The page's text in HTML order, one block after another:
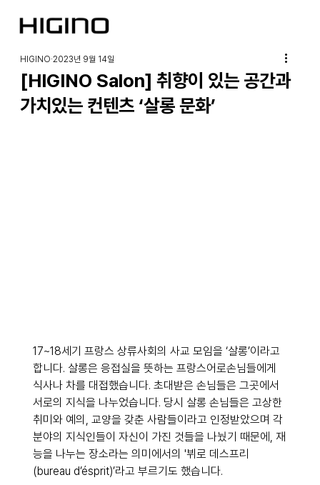
[HIGINO Salon] 취향이 있는 공간과
가치있는 컨텐츠 ‘살롱 문화’
HIGINO 2023년 9월 14일
17~18세기 프랑스 상류사회의 사교 모임을 ‘살롱’이라고
합니다. 살롱은 응접실을 뜻하는 프랑스어로손님들에게
식사나 차를 대접했습니다. 초대받은 손님들은 그곳에서
서로의 지식을 나누었습니다. 당시 살롱 손님들은 고상한
취미와 예의, 교양을 갖춘 사람들이라고 인정받았으며 각
분야의 지식인들이 자신이 가진 것들을 나눴기 때문에, 재
능을 나누는 장소라는 의미에서의 '뷔로 데스프리
(bureau d’ésprit)’라고 부르기도 했습니다.